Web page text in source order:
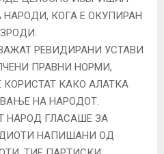
КОГА Е ОКУПИРАН
РЕВИДИРАНИ УСТАВИ
ПРАВНИ НОРМИ,
КОРИСТАТ КАКО АЛАТКА
НА НАРОДОТ.
НАРОД ГЛАСАШЕ ЗА
НАПИШАНИ ОД